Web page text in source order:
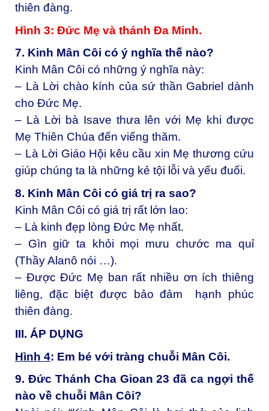
thiên đàng.
Hình 3: Đức Mẹ và thánh Đa Minh.
7. Kinh Mân Côi có ý nghĩa thế nào?
Kinh Mân Côi có những ý nghĩa này:
– Là Lời chào kính của sứ thần Gabriel dành
cho Đức Mẹ.
– Là Lời bà Isave thưa lên với Mẹ khi được
Mẹ Thiên Chúa đến viếng thăm.
– Là Lời Giáo Hội kêu cầu xin Mẹ thương cứu
giúp chúng ta là những kẻ tội lỗi và yếu đuối.
8. Kinh Mân Côi có giá trị ra sao?
Kinh Mân Côi có giá trị rất lớn lao:
– Là kinh đẹp lòng Đức Mẹ nhất.
– Gìn giữ ta khỏi mọi mưu chước ma quỉ
(Thầy Alanô nói …).
– Được Đức Mẹ ban rất nhiều ơn ích thiêng
liêng, đặc biệt được bảo đảm hạnh phúc
thiên đàng.
III. ÁP DỤNG
Hình 4: Em bé với tràng chuỗi Mân Côi.
9. Đức Thánh Cha Gioan 23 đã ca ngợi thế
nào về chuỗi Mân Côi?